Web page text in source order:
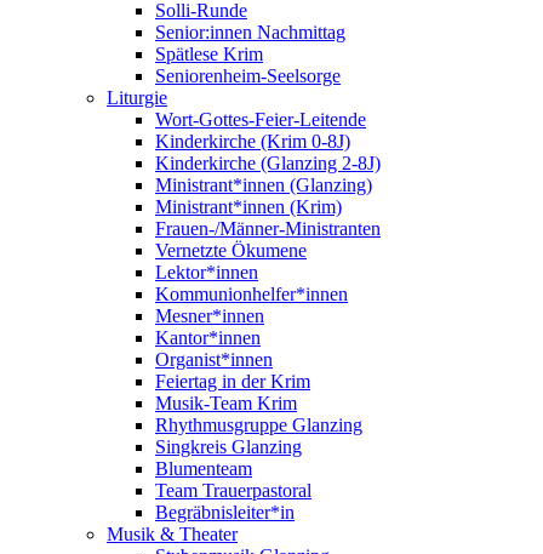
Solli-Runde
Senior:innen Nachmittag
Spätlese Krim
Seniorenheim-Seelsorge
Liturgie
Wort-Gottes-Feier-Leitende
Kinderkirche (Krim 0-8J)
Kinderkirche (Glanzing 2-8J)
Ministrant*innen (Glanzing)
Ministrant*innen (Krim)
Frauen-/Männer-Ministranten
Vernetzte Ökumene
Lektor*innen
Kommunionhelfer*innen
Mesner*innen
Kantor*innen
Organist*innen
Feiertag in der Krim
Musik-Team Krim
Rhythmusgruppe Glanzing
Singkreis Glanzing
Blumenteam
Team Trauerpastoral
Begräbnisleiter*in
Musik & Theater